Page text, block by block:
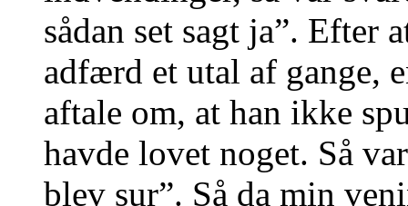
sådan set sagt ja”. Efter
adfærd et utal af gange,
aftale om, at han ikke
havde lovet noget. Så
blev sur”. Så da min